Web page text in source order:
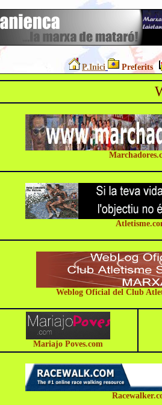
P.Inici Preferits
Weblog Oficial del Club
Mariajo Poves.com